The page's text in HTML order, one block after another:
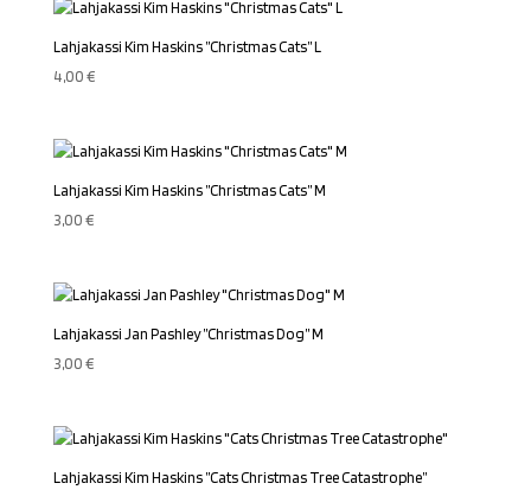
Lahjakassi Kim Haskins ”Christmas Cats” L
4,00€
Lahjakassi Kim Haskins ”Christmas Cats” M
3,00€
Lahjakassi Jan Pashley ”Christmas Dog” M
3,00€
Lahjakassi Kim Haskins ”Cats Christmas Tree Catastrophe”